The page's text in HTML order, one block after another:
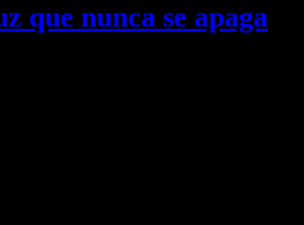
que nunca se apaga